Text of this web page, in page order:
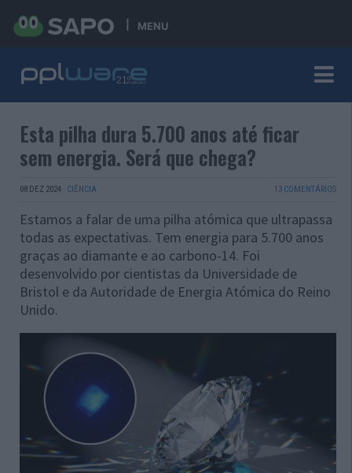
MENU
Esta pilha dura 5.700 anos até ficar
sem energia. Será que chega?
08 DEZ 2024 · CIÊNCIA 13 COMENTÁRIOS
Estamos a falar de uma pilha atómica que ultrapassa
todas as expectativas. Tem energia para 5.700 anos
graças ao diamante e ao carbono-14. Foi
desenvolvido por cientistas da Universidade de
Bristol e da Autoridade de Energia Atómica do Reino
Unido.